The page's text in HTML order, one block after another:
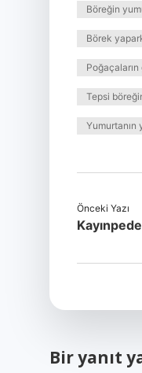
Böreğin
Börek
Tepsi
Yumurtanın
Önceki Yazı
Bir yanıt